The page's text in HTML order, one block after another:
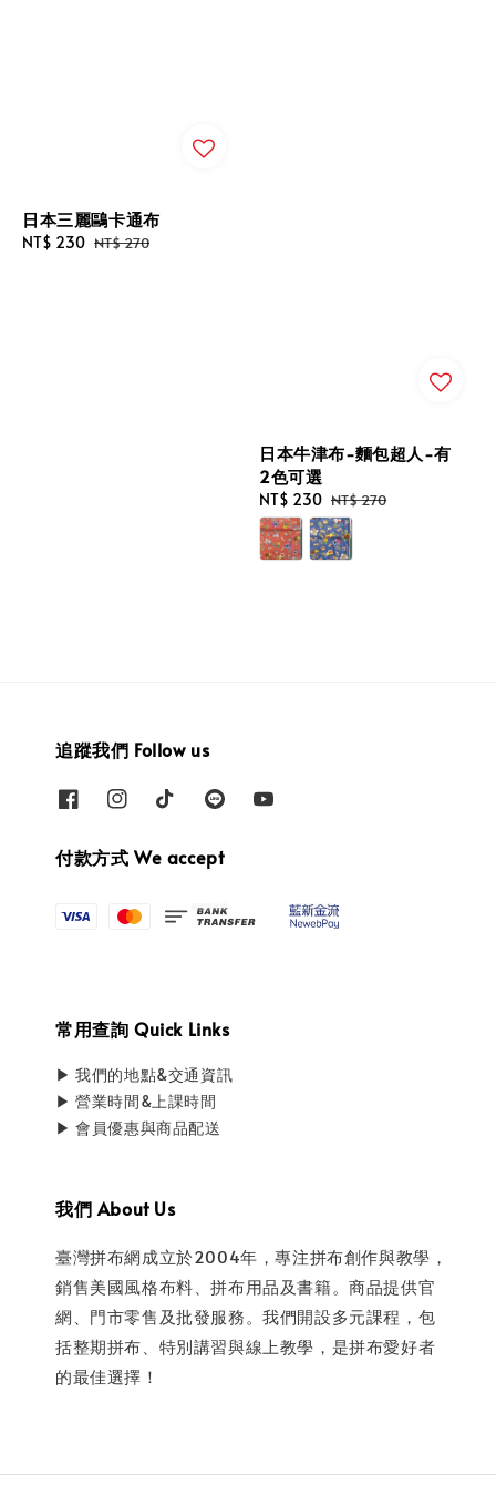
日本三麗鷗卡通布
Sale
NT$ 230 Regular
NT$ 270
日本牛津布-麵包超人-有
2色可選
Sale
price
NT$ 230 Regular
price
NT$ 270
追蹤我們 Follow us
付款方式 We accept
常用查詢 Quick Links
▶ 我們的地點&交通資訊
▶ 營業時間&上課時間
▶ 會員優惠與商品配送
我們 About Us
臺灣拼布網成立於2004年，專注拼布創作與教學，
銷售美國風格布料、拼布用品及書籍。商品提供官
網、門市零售及批發服務。我們開設多元課程，包
括整期拼布、特別講習與線上教學，是拼布愛好者
的最佳選擇！